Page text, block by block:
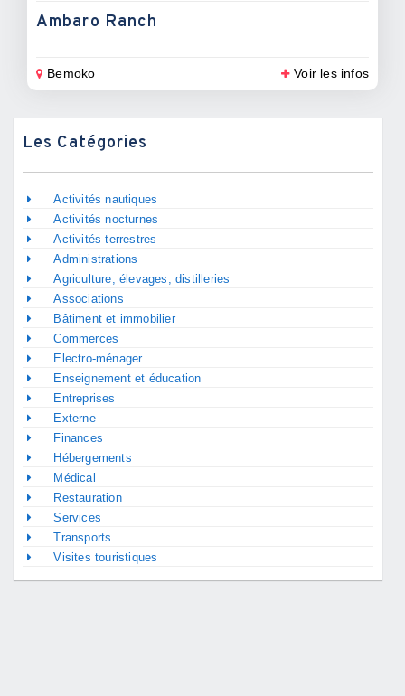
Ambaro Ranch
Bemoko Voir les infos
Les Catégories
Activités nautiques
Activités nocturnes
Activités terrestres
Administrations
Agriculture, élevages, distilleries
Associations
Bâtiment et immobilier
Commerces
Electro-ménager
Enseignement et éducation
Entreprises
Externe
Finances
Hébergements
Médical
Restauration
Services
Transports
Visites touristiques